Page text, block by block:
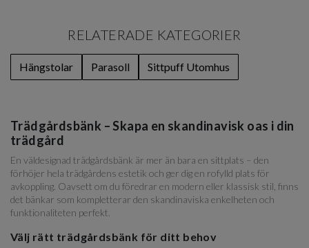
RELATERADE KATEGORIER
Hängstolar Parasoll Sittpuff Utomhus
Trädgårdsbänk – Skapa en skandinavisk oas i din
trädgård
En väldesignad trädgårdsbänk är mer än bara en sittplats – den
förhöjer hela trädgårdens estetik och ger dig en rofylld plats för
avkoppling. Oavsett om du föredrar en modern eller klassisk stil, finns
det bänkar som kompletterar den skandinaviska enkelheten och
funktionaliteten perfekt.
Välj rätt trädgårdsbänk för ditt behov